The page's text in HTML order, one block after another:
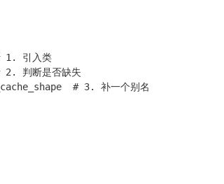
1. 引入类
2. 判断是否缺失
# 3. 补一个别名